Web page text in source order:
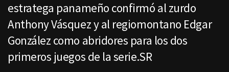
estratega panameño confirmó al zurdo
Anthony Vásquez y al regiomontano Edgar
González como abridores para los dos
primeros juegos de la serie.SR